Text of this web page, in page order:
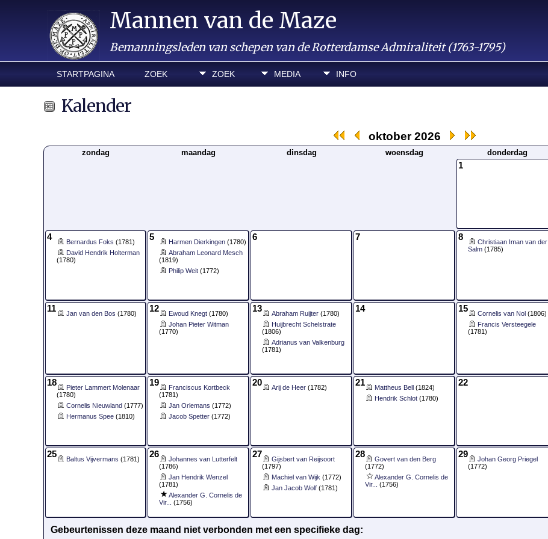
Mannen van de Maze
Bemanningsleden van schepen van de Rotterdamse Admiraliteit (1763-1795)
STARTPAGINA ZOEK ZOEK MEDIA INFO
Kalender
oktober 2026
zondag maandag dinsdag woensdag donderdag
1
4 Bernardus Foks (1781)
David Hendrik Holterman
(1780)
5 Harmen Dierkingen (1780)
Abraham Leonard Mesch
(1819)
Philip Weit (1772)
6 7 8
Christiaan Iman van der
Salm (1785)
11 Jan van den Bos (1780) 12 Ewoud Knegt (1780)
Johan Pieter Witman
(1770)
13 Abraham Ruijter (1780)
Huijbrecht Schelstrate
(1806)
Adrianus van Valkenburg
(1781)
14 15 Cornelis van Nol (1806)
Francis Versteegele
(1781)
18
Pieter Lammert Molenaar
(1780)
Cornelis Nieuwland (1777)
Hermanus Spee (1810)
19
Franciscus Kortbeck
(1781)
Jan Orlemans (1772)
Jacob Spetter (1772)
20 Arij de Heer (1782) 21 Mattheus Bell (1824)
Hendrik Schlot (1780)
22
25 Baltus Vijvermans (1781) 26
Johannes van Lutterfelt
(1786)
Jan Hendrik Wenzel
(1781)
Alexander G. Cornelis de
Vir...
(1756)
27
Gijsbert van Reijsoort
(1797)
Machiel van Wijk (1772)
Jan Jacob Wolf (1781)
28
Govert van den Berg
(1772)
Alexander G. Cornelis de
Vir...
(1756)
29
Johan Georg Priegel
(1772)
Gebeurtenissen deze maand niet verbonden met een specifieke dag: